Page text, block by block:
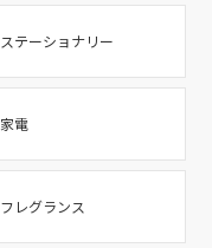
ステーショナリー
家電
フレグランス